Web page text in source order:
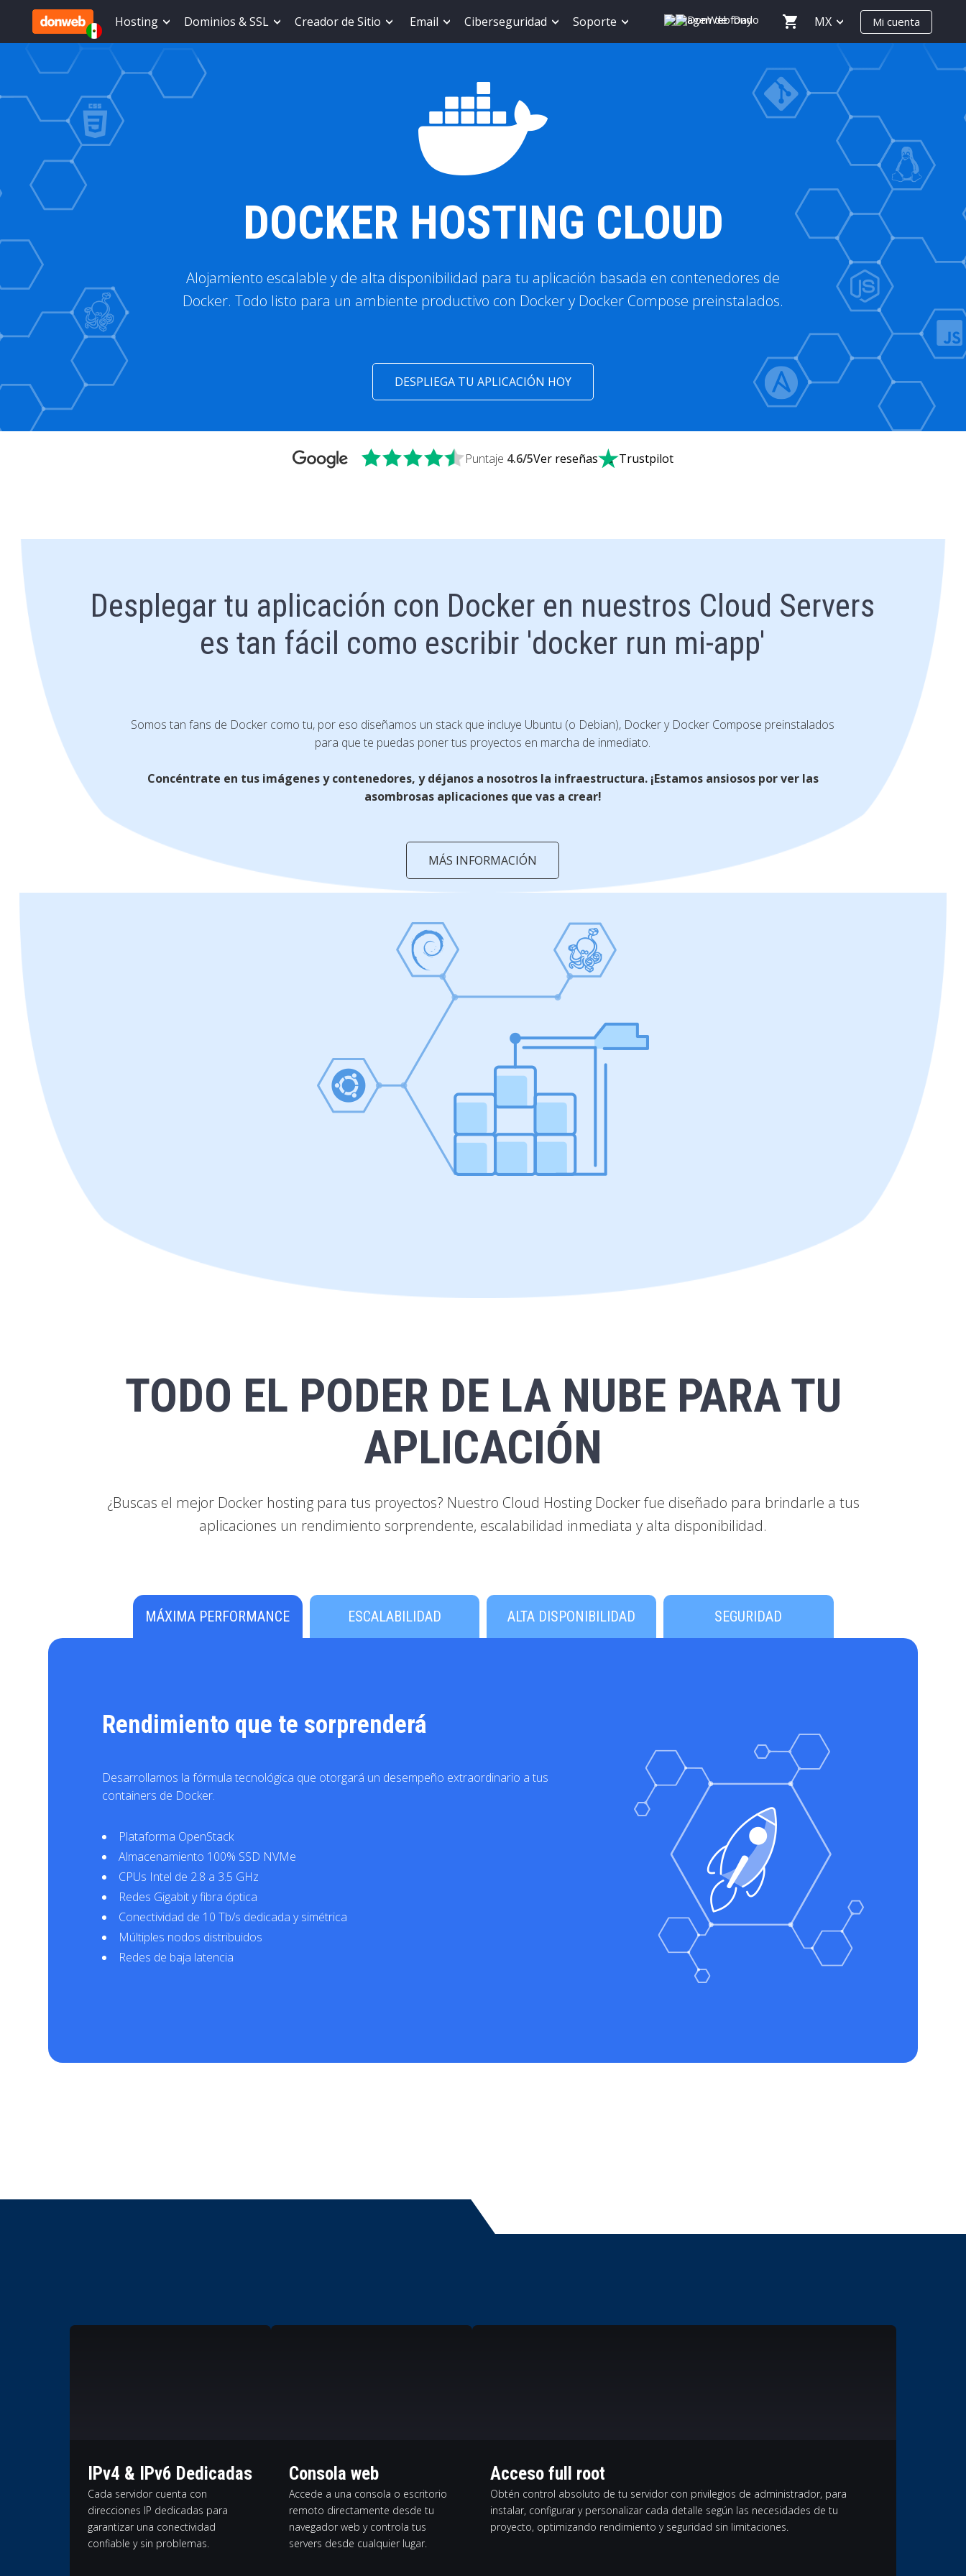
Hosting Dominios & SSL Creador de Sitio Email Ciberseguridad Soporte MX Mi cuenta
DOCKER HOSTING CLOUD
Alojamiento escalable y de alta disponibilidad para tu aplicación basada en contenedores de
Docker. Todo listo para un ambiente productivo con Docker y Docker Compose preinstalados.
DESPLIEGA TU APLICACIÓN HOY
Puntaje 4.6/5Ver reseñas Trustpilot
Desplegar tu aplicación con Docker en nuestros Cloud Servers
es tan fácil como escribir 'docker run mi-app'
Somos tan fans de Docker como tu, por eso diseñamos un stack que incluye Ubuntu (o Debian), Docker y Docker Compose preinstalados
para que te puedas poner tus proyectos en marcha de inmediato.
Concéntrate en tus imágenes y contenedores, y déjanos a nosotros la infraestructura. ¡Estamos ansiosos por ver las
asombrosas aplicaciones que vas a crear!
MÁS INFORMACIÓN
TODO EL PODER DE LA NUBE PARA TU
APLICACIÓN
¿Buscas el mejor Docker hosting para tus proyectos? Nuestro Cloud Hosting Docker fue diseñado para brindarle a tus
aplicaciones un rendimiento sorprendente, escalabilidad inmediata y alta disponibilidad.
MÁXIMA PERFORMANCE ESCALABILIDAD ALTA DISPONIBILIDAD SEGURIDAD
Rendimiento que te sorprenderá
Desarrollamos la fórmula tecnológica que otorgará un desempeño extraordinario a tus
containers de Docker.
Plataforma OpenStack
Almacenamiento 100% SSD NVMe
CPUs Intel de 2.8 a 3.5 GHz
Redes Gigabit y fibra óptica
Conectividad de 10 Tb/s dedicada y simétrica
Múltiples nodos distribuidos
Redes de baja latencia
IPv4 & IPv6 Dedicadas
Cada servidor cuenta con
direcciones IP dedicadas para
garantizar una conectividad
confiable y sin problemas.
Consola web
Accede a una consola o escritorio
remoto directamente desde tu
navegador web y controla tus
servers desde cualquier lugar.
Acceso full root
Obtén control absoluto de tu servidor con privilegios de administrador, para
instalar, configurar y personalizar cada detalle según las necesidades de tu
proyecto, optimizando rendimiento y seguridad sin limitaciones.